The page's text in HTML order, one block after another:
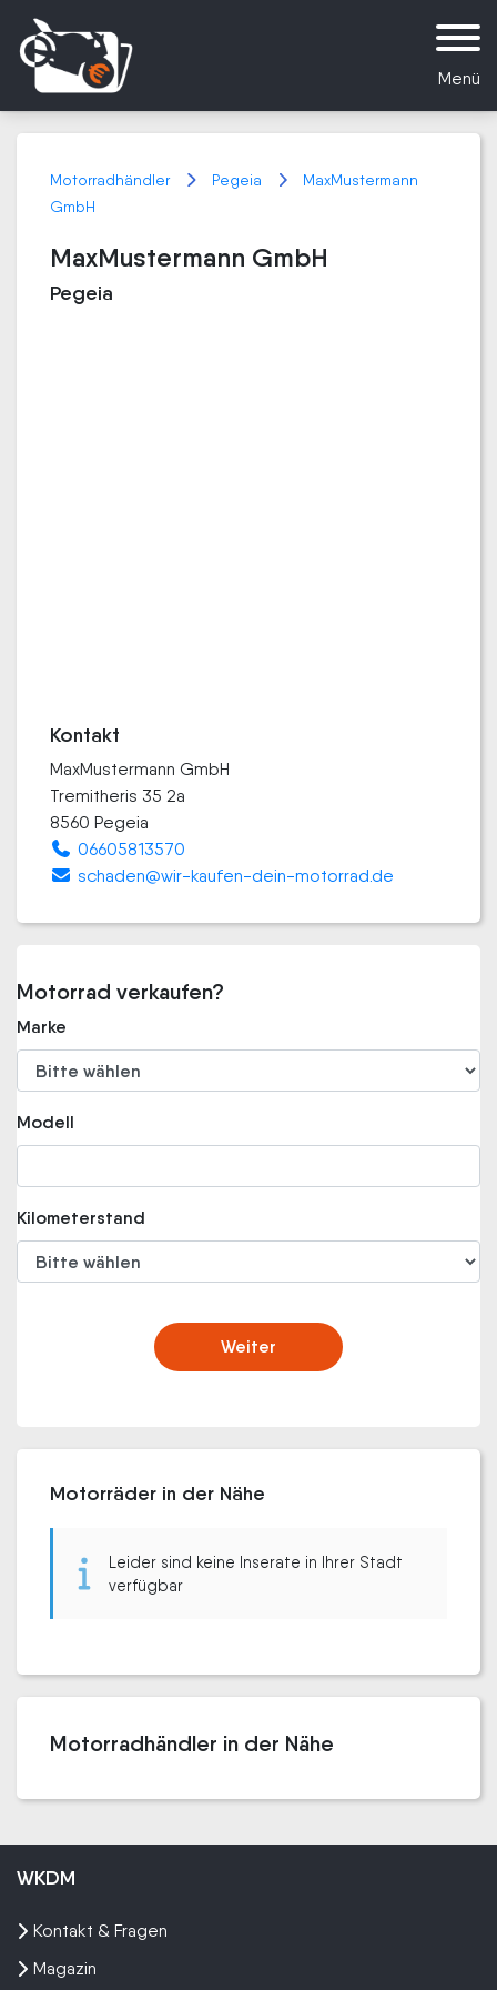
Menü
Motorradhändler Pegeia
MaxMustermann
GmbH
MaxMustermann GmbH
Pegeia
Kontakt
MaxMustermann GmbH
Tremitheris 35 2a
8560 Pegeia
06605813570
schaden@wir-kaufen-dein-motorrad.de
Motorrad verkaufen?
Marke
Modell
Kilometerstand
Weiter
Motorräder in der Nähe
Leider sind keine Inserate in Ihrer Stadt
verfügbar
Motorradhändler in der Nähe
WKDM
Kontakt & Fragen
Magazin